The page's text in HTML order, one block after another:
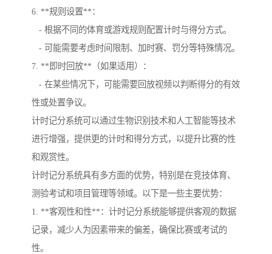
6. **规则设置**：
- 根据不同的体育或游戏规则配置计时与得分方式。
- 可能需要考虑时间限制、加时赛、罚分等特殊情况。
7. **即时回放**（如果适用）：
- 在某些情况下，可能需要回放视频以判断得分的有效
性或处置争议。
计时记分系统可以通过生物识别技术和人工智能等技术
进行增强，提供更的计时和得分方式，以提升比赛的性
和观赏性。
计时记分系统具有多方面的优势，特别是在竞技体育、
测验考试和项目管理等领域。以下是一些主要优势：
1. **客观性和性**：计时记分系统能够提供客观的数据
记录，减少人为因素带来的偏差，确保比赛或考试的
性。